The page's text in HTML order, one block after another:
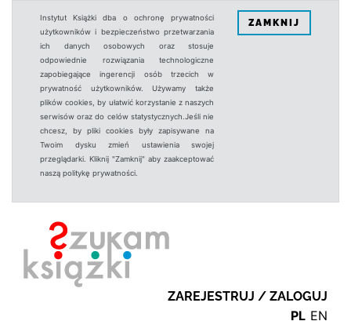
Instytut Książki dba o ochronę prywatności
użytkowników i bezpieczeństwo przetwarzania
ich danych osobowych oraz stosuje
odpowiednie rozwiązania technologiczne
zapobiegające ingerencji osób trzecich w
prywatność użytkowników. Używamy także
plików cookies, by ułatwić korzystanie z naszych
serwisów oraz do celów statystycznych.Jeśli nie
chcesz, by pliki cookies były zapisywane na
Twoim dysku zmień ustawienia swojej
przeglądarki. Kliknij "Zamknij" aby zaakceptować
naszą politykę prywatności.
ZAMKNIJ
ZAREJESTRUJ / ZALOGUJ
PL EN